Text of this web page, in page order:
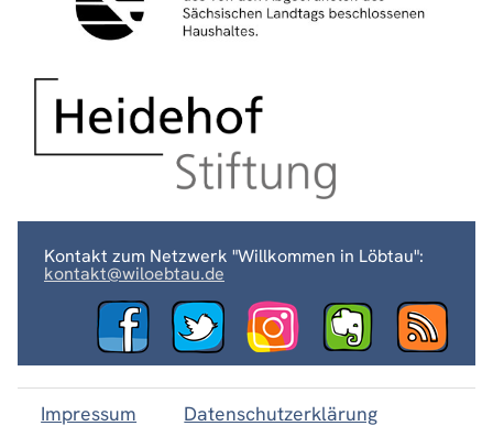
Kontakt zum Netzwerk "Willkommen in Löbtau":
kontakt@wiloebtau.de
Impressum Datenschutzerklärung